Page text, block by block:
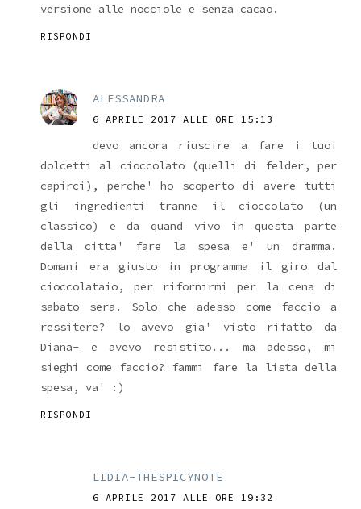
versione alle nocciole e senza cacao.
RISPONDI
ALESSANDRA
6 APRILE 2017 ALLE ORE 15:13
devo ancora riuscire a fare i tuoi
dolcetti al cioccolato (quelli di felder, per
capirci), perche' ho scoperto di avere tutti
gli ingredienti tranne il cioccolato (un
classico) e da quand vivo in questa parte
della citta' fare la spesa e' un dramma.
Domani era giusto in programma il giro dal
cioccolataio, per rifornirmi per la cena di
sabato sera. Solo che adesso come faccio a
ressitere? lo avevo gia' visto rifatto da
Diana- e avevo resistito... ma adesso, mi
sieghi come faccio? fammi fare la lista della
spesa, va' :)
RISPONDI
LIDIA-THESPICYNOTE
6 APRILE 2017 ALLE ORE 19:32